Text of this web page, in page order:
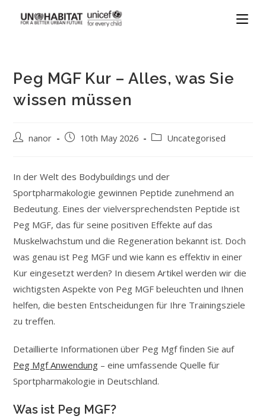
Peg MGF Kur – Alles, was Sie
wissen müssen
nanor 10th May 2026 Uncategorised
In der Welt des Bodybuildings und der
Sportpharmakologie gewinnen Peptide zunehmend an
Bedeutung. Eines der vielversprechendsten Peptide ist
Peg MGF, das für seine positiven Effekte auf das
Muskelwachstum und die Regeneration bekannt ist. Doch
was genau ist Peg MGF und wie kann es effektiv in einer
Kur eingesetzt werden? In diesem Artikel werden wir die
wichtigsten Aspekte von Peg MGF beleuchten und Ihnen
helfen, die besten Entscheidungen für Ihre Trainingsziele
zu treffen.
Detaillierte Informationen über Peg Mgf finden Sie auf
Peg Mgf Anwendung – eine umfassende Quelle für
Sportpharmakologie in Deutschland.
Was ist Peg MGF?